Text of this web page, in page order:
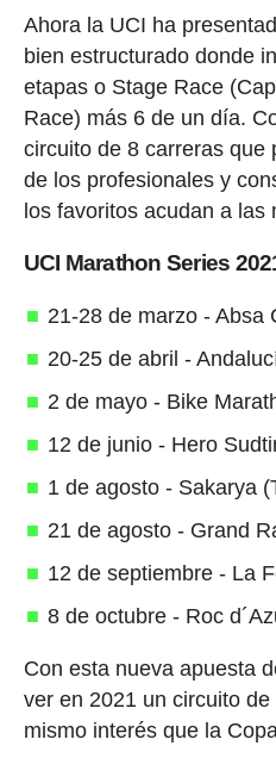
Ahora la UCI ha
bien estructurado donde
etapas o Stage Race
Race) más 6 de un día.
circuito de 8 carreras que
de los profesionales y
los favoritos acudan a las
UCI Marathon Series
21-28 de marzo - Absa
20-25 de abril -
2 de mayo - Bike
12 de junio - Hero
1 de agosto - Sakarya
21 de agosto - Grand
12 de septiembre - La
8 de octubre - Roc
Con esta nueva apuesta
ver en 2021 un circuito
mismo interés que la